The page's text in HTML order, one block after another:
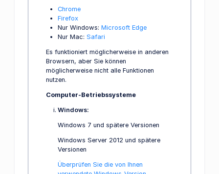
Chrome
Firefox
Nur Windows: Microsoft Edge
Nur Mac: Safari
Es funktioniert möglicherweise in anderen
Browsern, aber Sie können
möglicherweise nicht alle Funktionen
nutzen.
Computer-Betriebssysteme
Windows:
Windows 7 und spätere Versionen
Windows Server 2012 und spätere
Versionen
Überprüfen Sie die von Ihnen